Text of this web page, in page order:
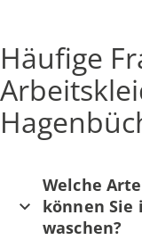
Häufige
Welche
können Sie
waschen?